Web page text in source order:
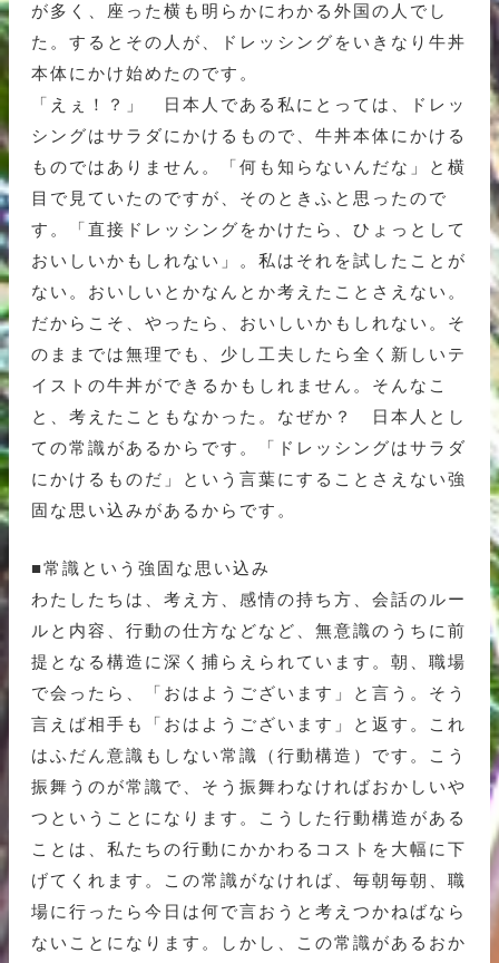
が多く、座った横も明らかにわかる外国の人でし
た。するとその人が、ドレッシングをいきなり牛丼
本体にかけ始めたのです。
「えぇ！？」 日本人である私にとっては、ドレッ
シングはサラダにかけるもので、牛丼本体にかける
ものではありません。「何も知らないんだな」と横
目で見ていたのですが、そのときふと思ったので
す。「直接ドレッシングをかけたら、ひょっとして
おいしいかもしれない」。私はそれを試したことが
ない。おいしいとかなんとか考えたことさえない。
だからこそ、やったら、おいしいかもしれない。そ
のままでは無理でも、少し工夫したら全く新しいテ
イストの牛丼ができるかもしれません。そんなこ
と、考えたこともなかった。なぜか？ 日本人とし
ての常識があるからです。「ドレッシングはサラダ
にかけるものだ」という言葉にすることさえない強
固な思い込みがあるからです。
■常識という強固な思い込み
わたしたちは、考え方、感情の持ち方、会話のルー
ルと内容、行動の仕方などなど、無意識のうちに前
提となる構造に深く捕らえられています。朝、職場
で会ったら、「おはようございます」と言う。そう
言えば相手も「おはようございます」と返す。これ
はふだん意識もしない常識（行動構造）です。こう
振舞うのが常識で、そう振舞わなければおかしいや
つということになります。こうした行動構造がある
ことは、私たちの行動にかかわるコストを大幅に下
げてくれます。この常識がなければ、毎朝毎朝、職
場に行ったら今日は何で言おうと考えつかねばなら
ないことになります。しかし、この常識があるおか